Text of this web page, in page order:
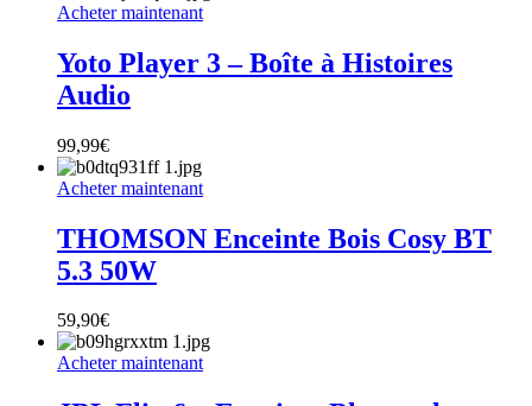
Acheter maintenant
Yoto Player 3 – Boîte à Histoires
Audio
99,99€
Acheter maintenant
THOMSON Enceinte Bois Cosy BT
5.3 50W
59,90€
Acheter maintenant